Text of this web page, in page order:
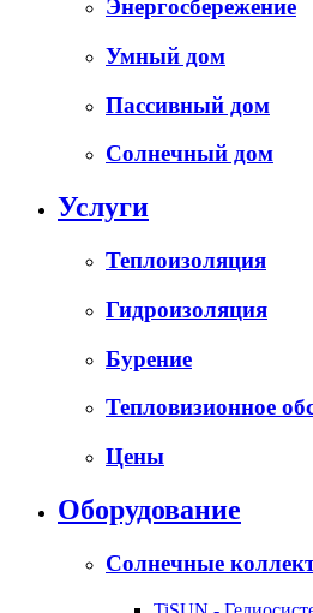
Энергосбережение
Умный дом
Пассивный дом
Солнечный дом
Услуги
Теплоизоляция
Гидроизоляция
Бурение
Тепловизионное
Цены
Оборудование
Солнечные